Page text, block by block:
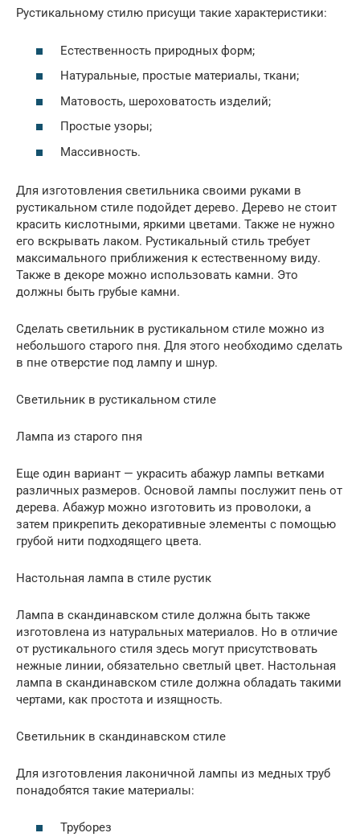
Рустикальному стилю присущи такие характеристики:
Естественность природных форм;
Натуральные, простые материалы, ткани;
Матовость, шероховатость изделий;
Простые узоры;
Массивность.
Для изготовления светильника своими руками в
рустикальном стиле подойдет дерево. Дерево не стоит
красить кислотными, яркими цветами. Также не нужно
его вскрывать лаком. Рустикальный стиль требует
максимального приближения к естественному виду.
Также в декоре можно использовать камни. Это
должны быть грубые камни.
Сделать светильник в рустикальном стиле можно из
небольшого старого пня. Для этого необходимо сделать
в пне отверстие под лампу и шнур.
Светильник в рустикальном стиле
Лампа из старого пня
Еще один вариант — украсить абажур лампы ветками
различных размеров. Основой лампы послужит пень от
дерева. Абажур можно изготовить из проволоки, а
затем прикрепить декоративные элементы с помощью
грубой нити подходящего цвета.
Настольная лампа в стиле рустик
Лампа в скандинавском стиле должна быть также
изготовлена из натуральных материалов. Но в отличие
от рустикального стиля здесь могут присутствовать
нежные линии, обязательно светлый цвет. Настольная
лампа в скандинавском стиле должна обладать такими
чертами, как простота и изящность.
Светильник в скандинавском стиле
Для изготовления лаконичной лампы из медных труб
понадобятся такие материалы:
Труборез